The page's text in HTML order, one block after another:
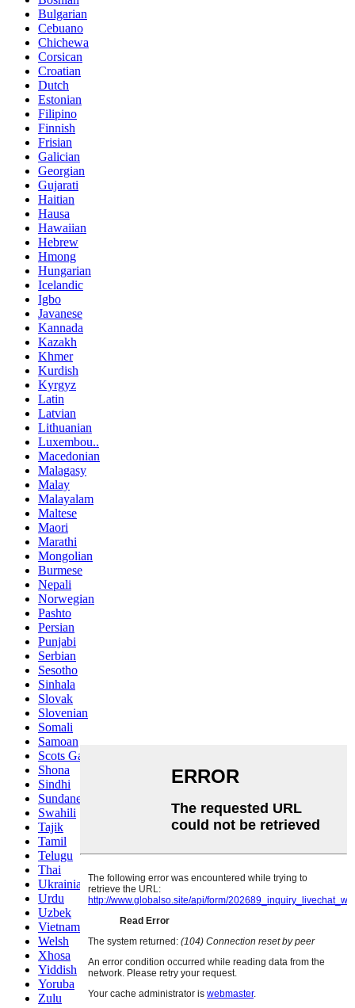
Bulgarian
Cebuano
Chichewa
Corsican
Croatian
Dutch
Estonian
Filipino
Finnish
Frisian
Galician
Georgian
Gujarati
Haitian
Hausa
Hawaiian
Hebrew
Hmong
Hungarian
Icelandic
Igbo
Javanese
Kannada
Kazakh
Khmer
Kurdish
Kyrgyz
Latin
Latvian
Lithuanian
Luxembou..
Macedonian
Malagasy
Malay
Malayalam
Maltese
Maori
Marathi
Mongolian
Burmese
Nepali
Norwegian
Pashto
Persian
Punjabi
Serbian
Sesotho
Sinhala
Slovak
Slovenian
Somali
Samoan
Scots Gaelic
Shona
Sindhi
Sundanese
Swahili
Tajik
Tamil
Telugu
Thai
Ukrainian
Urdu
Uzbek
Vietnamese
Welsh
Xhosa
Yiddish
Yoruba
Zulu